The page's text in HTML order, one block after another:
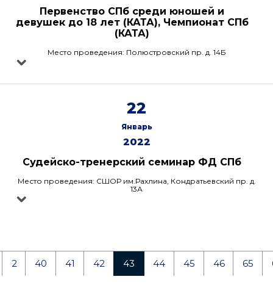
Первенство СПб среди юношей и
девушек до 18 лет (КАТА), Чемпионат СПб
(КАТА)
Место проведения: Полюстровский пр. д. 14Б
22
Январь
2022
Судейско-тренерский семинар ФД СПб
Место проведения: СШОР им.Рахлина, Кондратьевский пр. д.
13А
2 40 41 42 43 44 45 46 65